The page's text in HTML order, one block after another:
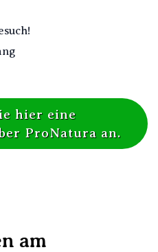
hier eine
ProNatura an.
am